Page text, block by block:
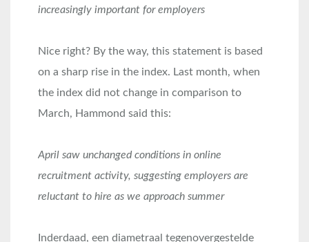
increasingly important for employers
Nice right? By the way, this statement is based
on a sharp rise in the index. Last month, when
the index did not change in comparison to
March, Hammond said this:
April saw unchanged conditions in online
recruitment activity, suggesting employers are
reluctant to hire as we approach summer
Inderdaad, een diametraal tegenovergestelde